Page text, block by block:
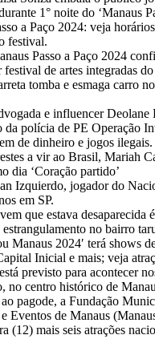
1° noite do ‘Manaus
a Paço 2024: veja
festival.
Passo a Paço 2024
festival de artes integradas
tomba e esmaga carro
e influencer Deolane
da polícia de PE Operação
de dinheiro e jogos ilegais.
a vir ao Brasil, Mariah
dia ‘Coração partido’
Izquierdo, jogador do
em SP.
que estava desaparecida
estrangulamento no bairro
Manaus 2024′ terá shows
Inicial e mais; veja
previsto para acontecer
no centro histórico de
pagode, a Fundação
Eventos de Manaus
(12) mais seis atrações